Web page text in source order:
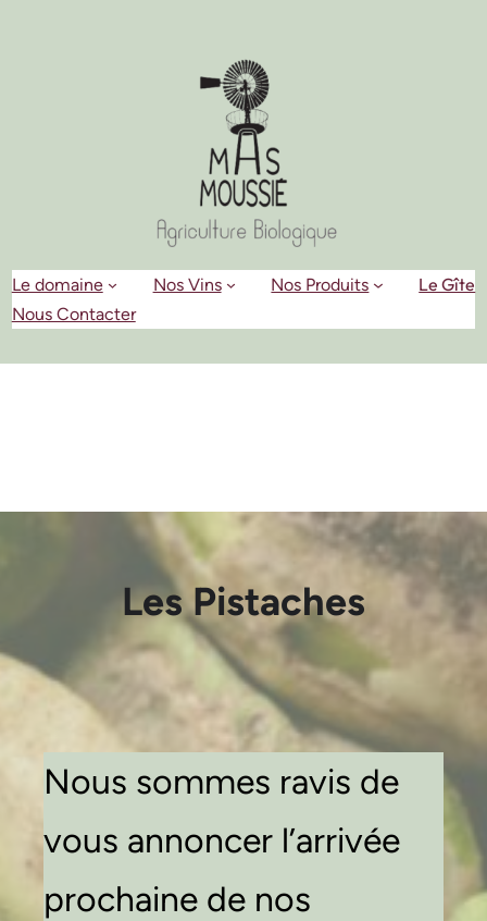
Le domaine Nos Vins Nos Produits Le Gîte
Nous Contacter
Les Pistaches
Nous sommes ravis de
vous annoncer l’arrivée
prochaine de nos